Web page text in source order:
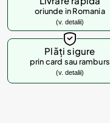
oriunde in Romania
(v. detalii)
Plăți sigure
prin card sau ramburs
(v. detalii)